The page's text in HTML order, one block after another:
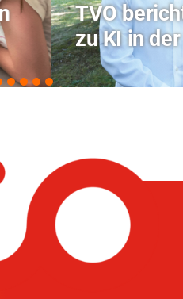
Forschung